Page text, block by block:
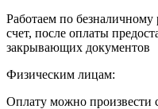
Работаем по
счет, после оплаты
закрывающих документов
Физическим лицам:
Оплату можно